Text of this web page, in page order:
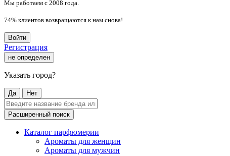
Мы работаем с 2008 года.
74% клиентов возвращаются к нам снова!
Войти
Регистрация
не определен
Указать город?
Да Нет
Расширенный поиск
Каталог парфюмерии
Ароматы для женщин
Ароматы для мужчин